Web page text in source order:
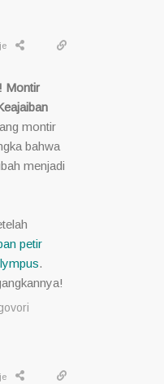
Montir
montir
bahwa
menjadi
petir
.